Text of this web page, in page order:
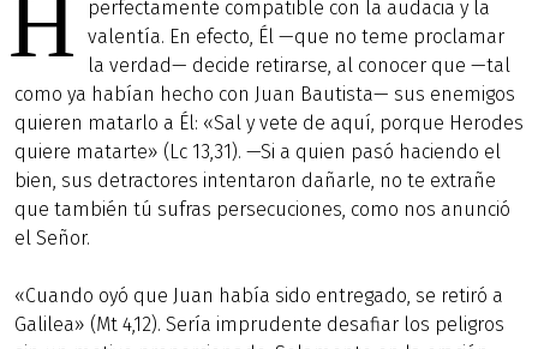
H
perfectamente compatible con la audacia y la
valentía. En efecto, Él —que no teme proclamar
la verdad— decide retirarse, al conocer que —tal
como ya habían hecho con Juan Bautista— sus enemigos
quieren matarlo a Él: «Sal y vete de aquí, porque Herodes
quiere matarte» (Lc 13,31). —Si a quien pasó haciendo el
bien, sus detractores intentaron dañarle, no te extrañe
que también tú sufras persecuciones, como nos anunció
el Señor.
«Cuando oyó que Juan había sido entregado, se retiró a
Galilea» (Mt 4,12). Sería imprudente desafiar los peligros